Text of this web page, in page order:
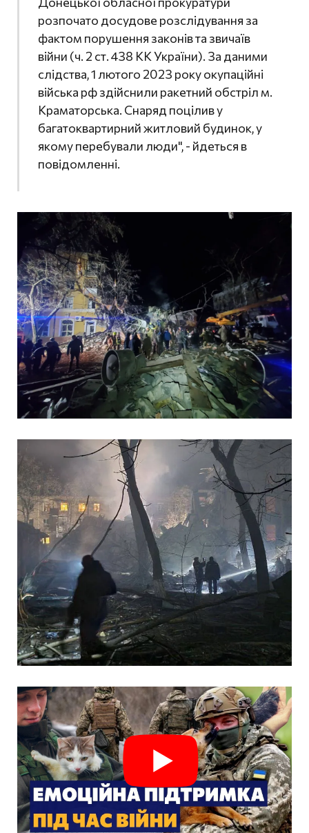
розпочато досудове розслідування за
фактом порушення законів та звичаїв
війни (ч. 2 ст. 438 КК України). За даними
слідства, 1 лютого 2023 року окупаційні
війська рф здійснили ракетний обстріл м.
Краматорська. Снаряд поцілив у
багатоквартирний житловий будинок, у
якому перебували люди", - йдеться в
повідомленні.